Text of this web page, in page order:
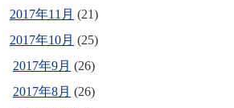
2017年11月 (21)
2017年10月 (25)
2017年9月 (26)
2017年8月 (26)